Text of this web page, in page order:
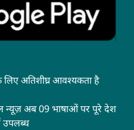
अतिशीघ्र आवश्यकता है
न्यूज़ अब 09 भाषाओं पर पूरे देश
उपलब्ध